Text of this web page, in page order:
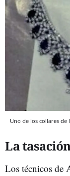
Uno de los collares de
La
Los técnicos de